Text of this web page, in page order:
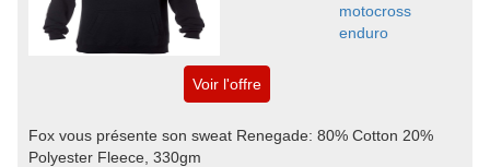
motocross
enduro
Voir l'offre
Fox vous présente son sweat Renegade: 80% Cotton 20%
Polyester Fleece, 330gm